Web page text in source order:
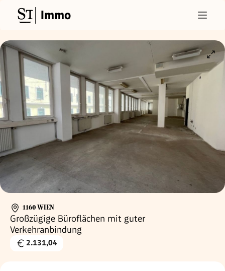
Immo
1160 WIEN
Großzügige Büroflächen mit guter
Verkehranbindung
Gesamtmiete
2.131,04